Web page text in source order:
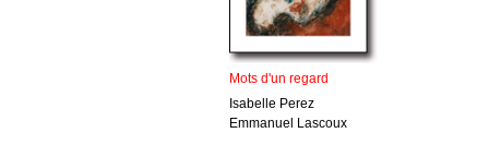
Mots d'un regard
Isabelle Perez
Emmanuel Lascoux